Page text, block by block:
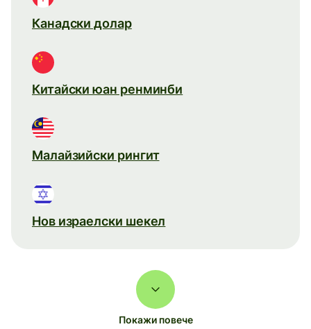
Канадски долар
Китайски юан ренминби
Малайзийски рингит
Нов израелски шекел
Покажи повече